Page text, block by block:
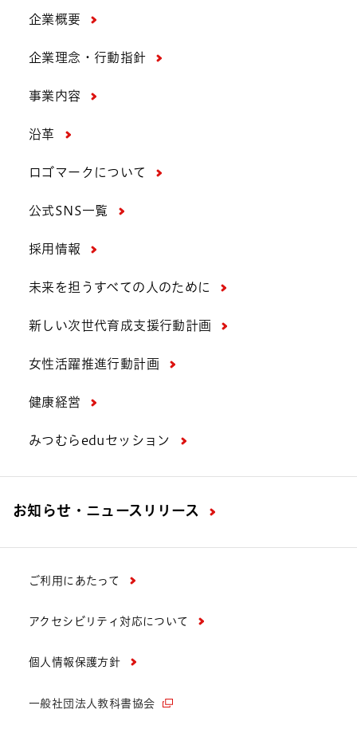
企業概要
企業理念・行動指針
事業内容
沿革
ロゴマークについて
公式SNS一覧
採用情報
未来を担うすべての人のために
新しい次世代育成支援行動計画
女性活躍推進行動計画
健康経営
みつむらeduセッション
お知らせ・ニュースリリース
ご利用にあたって
アクセシビリティ対応について
個人情報保護方針
一般社団法人教科書協会